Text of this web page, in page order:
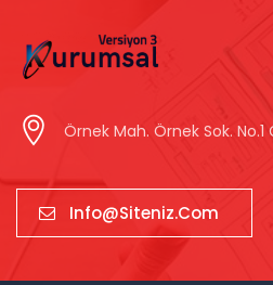
Örnek Mah. Örnek Sok.
Info@siteniz.com